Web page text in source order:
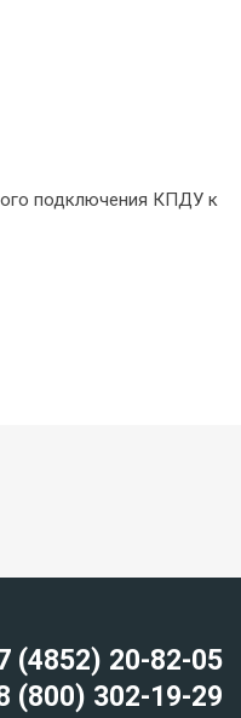
подключения КПДУ к
(4852) 20-82-05
(800) 302-19-29